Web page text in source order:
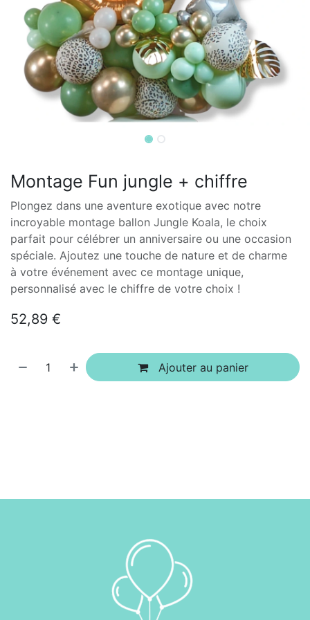
Montage Fun jungle + chiffre
Plongez dans une aventure exotique avec notre
incroyable montage ballon Jungle Koala, le choix
parfait pour célébrer un anniversaire ou une occasion
spéciale. Ajoutez une touche de nature et de charme
à votre événement avec ce montage unique,
personnalisé avec le chiffre de votre choix !
52,89 €
Ajouter au panier